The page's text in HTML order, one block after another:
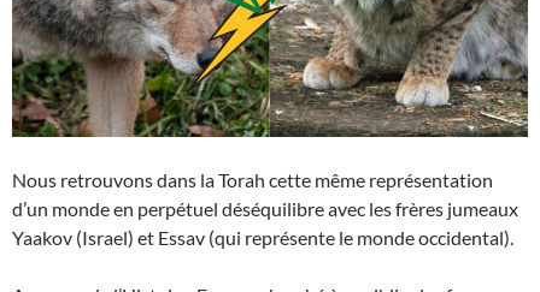
Nous retrouvons dans la Torah cette même représentation
d’un monde en perpétuel déséquilibre avec les frères jumeaux
Yaakov (Israel) et Essav (qui représente le monde occidental).